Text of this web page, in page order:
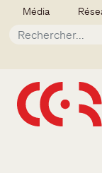
Aller au contenu
Média